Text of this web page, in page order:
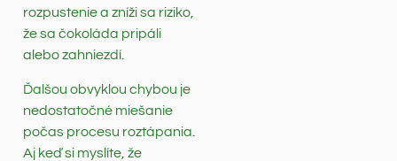
rozpustenie a zníži sa riziko,
že sa čokoláda pripáli
alebo zahniezdí.
Ďalšou obvyklou chybou je
nedostatočné miešanie
počas procesu roztápania.
Aj keď si myslíte, že